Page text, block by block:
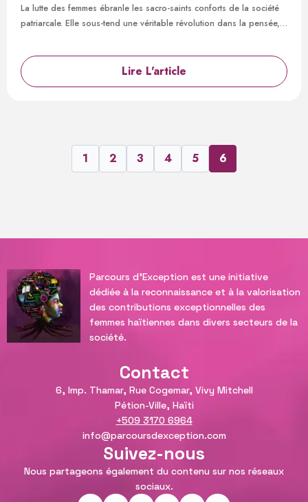
La lutte des femmes ébranle les sacro-saints conforts de la société
patriarcale. Elle sous-tend une véritable révolution dans la pensée,…
Lire L'article
1 2 3 4 5 6
Parcours d'Exception est une initiative
dédiée à la reconnaissance et à la valorisation
des contributions exceptionnelles des
femmes haïtiennes dans divers secteurs de la
société.
Contact
6, Imp. Thamar, Rue Cogemar, Vivy Mitchell
Pétion-Ville, Haïti
+509 3170 6964
info@parcoursdexception.com
Suivez-nous
Nous partageons également du contenu sur nos réseaux
sociaux.